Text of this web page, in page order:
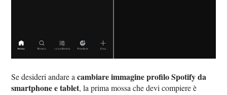
Se desideri andare acambiare immagine profilo Spotify da
smartphone e tablet, la prima mossa che devi compiere è